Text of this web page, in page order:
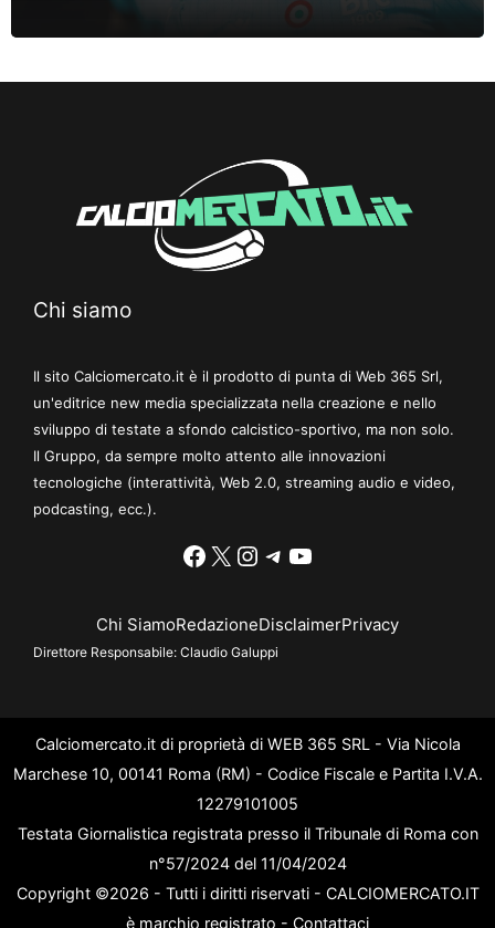
Chi siamo
Il sito Calciomercato.it è il prodotto di punta di Web 365 Srl,
un'editrice new media specializzata nella creazione e nello
sviluppo di testate a sfondo calcistico-sportivo, ma non solo.
Il Gruppo, da sempre molto attento alle innovazioni
tecnologiche (interattività, Web 2.0, streaming audio e video,
podcasting, ecc.).
Facebook
X Instagram
Telegram
YouTube
Chi SiamoRedazioneDisclaimerPrivacy
Direttore Responsabile: Claudio Galuppi
Calciomercato.it di proprietà di WEB 365 SRL - Via Nicola
Marchese 10, 00141 Roma (RM) - Codice Fiscale e Partita I.V.A.
12279101005
Testata Giornalistica registrata presso il Tribunale di Roma con
n°57/2024 del 11/04/2024
Copyright ©2026 - Tutti i diritti riservati - CALCIOMERCATO.IT
è marchio registrato - Contattaci